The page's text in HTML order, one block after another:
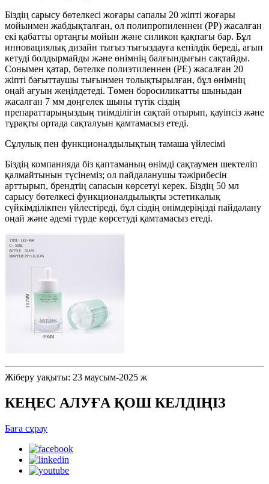
Біздің сарысу бөтелкесі жоғары сапалы 20 жіпті жоғары
мойынмен жабдықталған, ол полипропиленнен (PP) жасалған
екі қабатты ортаңғы мойын және силикон қақпағы бар. Бұл
инновациялық дизайн тығыз тығыздауға кепілдік береді, ағып
кетуді болдырмайды және өнімнің балғындығын сақтайды.
Сонымен қатар, бөтелке полиэтиленнен (PE) жасалған 20
жіпті бағыттаушы тығынмен толықтырылған, бұл өнімнің
оңай ағуын жеңілдетеді. Төмен боросиликатты шыныдан
жасалған 7 мм дөңгелек шыны түтік сіздің
препараттарыңыздың тиімділігін сақтай отырып, қауіпсіз және
тұрақты ортада сақталуын қамтамасыз етеді.
Сұлулық пен функционалдылықтың тамаша үйлесімі
Біздің компанияда біз қаптаманың өнімді сақтаумен шектеліп
қалмайтынын түсінеміз; ол пайдаланушы тәжірибесін
арттырып, брендтің сапасын көрсетуі керек. Біздің 50 мл
сарысу бөтелкесі функционалдылықты эстетикалық
сүйкімділікпен үйлестіреді, бұл сіздің өнімдеріңізді пайдалану
оңай және әдемі түрде көрсетуді қамтамасыз етеді.
Жіберу уақыты: 23 маусым-2025 ж
КЕҢЕС АЛУҒА ҚОШ КЕЛДІҢІЗ
Баға сұрау